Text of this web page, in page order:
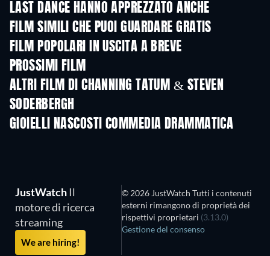
LAST DANCE HANNO APPREZZATO ANCHE
FILM SIMILI CHE PUOI GUARDARE GRATIS
FILM POPOLARI IN USCITA A BREVE
PROSSIMI FILM
ALTRI FILM DI CHANNING TATUM & STEVEN
SODERBERGH
GIOIELLI NASCOSTI COMMEDIA DRAMMATICA
TV
JustWatch Il
motore di ricerca
streaming
We are hiring!
© 2026 JustWatch Tutti i contenuti
esterni rimangono di proprietà dei
rispettivi proprietari (3.13.0)
Gestione del consenso